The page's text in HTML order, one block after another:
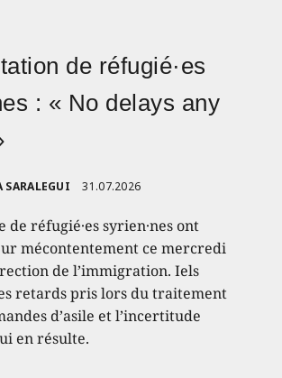
de réfugié·es
: « No delays any
SARALEGUI 31.07.2026
de réfugié·es syrien·nes ont
mécontentement ce mercredi
de l’immigration. Iels
retards pris lors du traitement
d’asile et l’incertitude
en résulte.